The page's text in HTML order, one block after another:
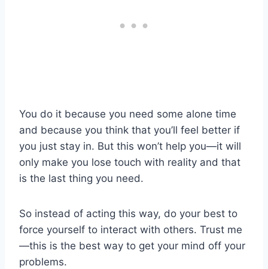
You do it because you need some alone time
and because you think that you’ll feel better if
you just stay in. But this won’t help you—it will
only make you lose touch with reality and that
is the last thing you need.
So instead of acting this way, do your best to
force yourself to interact with others. Trust me
—this is the best way to get your mind off your
problems.